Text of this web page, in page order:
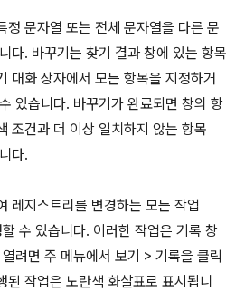
정 문자열 또는 전체 문자열을 다른 문
다. 바꾸기는 찾기 결과 창에 있는 항목
대화 상자에서 모든 항목을 지정하거
있습니다. 바꾸기가 완료되면 창의 항
조건과 더 이상 일치하지 않는 항목
다.
레지스트리를 변경하는 모든 작업
수 있습니다. 이러한 작업은 기록 창
려면 주 메뉴에서 보기 > 기록을 클릭
된 작업은 노란색 화살표로 표시됩니